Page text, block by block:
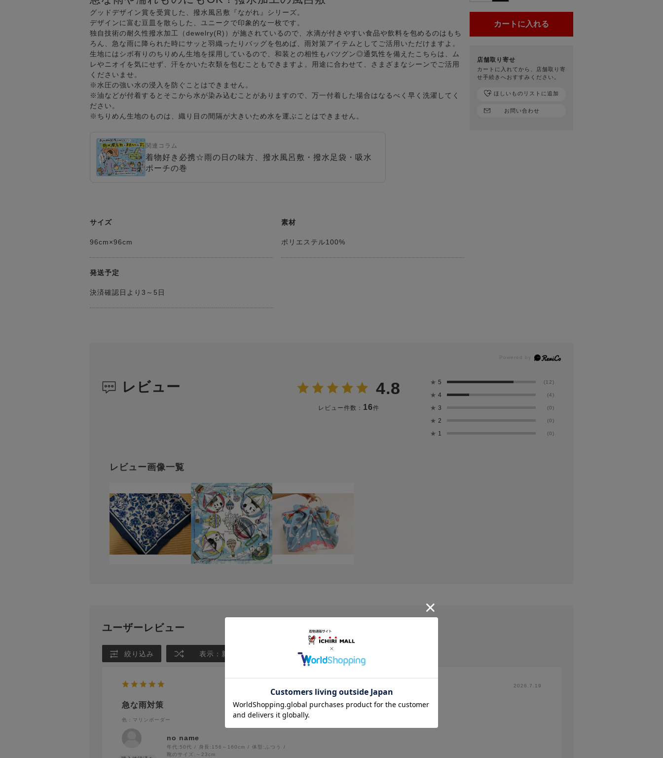
グッドデザイン賞を受賞した、撥水風呂敷『ながれ』シリーズ。
デザインに富む豆皿を散らした、ユニークで印象的な一枚です。
独自技術の耐久性撥水加工（dewelry(R)）が施されているので、水滴が付きやすい食品や飲料を包めるのはもち
ろん、急な雨に降られた時にサッと羽織ったりバッグを包めば、雨対策アイテムとしてご活用いただけますよ。
生地にはシボ有りのちりめん生地を採用しているので、和装との相性もバツグン◎通気性を備えたこちらは、ム
レやニオイを気にせず、汗をかいた衣類を包むこともできますよ。用途に合わせて、さまざまなシーンでご活用
くださいませ。
※水圧の強い水の浸入を防ぐことはできません。
※油などが付着するとそこから水が染み込むことがありますので、万一付着した場合はなるべく早く洗濯してく
ださい。
※ちりめん生地のものは、織り目の間隔が大きいため水を運ぶことはできません。
関連コラム
着物好き必携☆雨の日の味方、撥水風呂敷・撥水足袋・吸水
ポーチの巻
サイズ
96cm×96cm
素材
ポリエステル100%
発送予定
決済確認日より3～5日
レビュー 4.8
レビュー件数： 16件
★ 5 (12)
★ 4 (4)
★ 3 (0)
★ 2 (0)
★ 1 (0)
レビュー画像一覧
ユーザーレビュー
絞り込み 表示：新しい順
2026.7.19
急な雨対策
色：マリンボーダー
no name
年代: 50代 身長: 156～160cm 体型:ふつう
靴のサイズ: ～23cm
店舗取り寄せ
カートに入れてから、店舗取り寄
せ手続きへおすすみください。
お問い合わせ
ほしいものリストに追加